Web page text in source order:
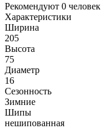
Рекомендуют 0 человек
Характеристики
Ширина
205
Высота
75
Диаметр
16
Сезонность
Зимние
Шипы
нешипованная